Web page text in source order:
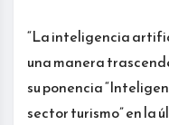
“La inteligencia
una manera
su ponencia
sector turismo” en la